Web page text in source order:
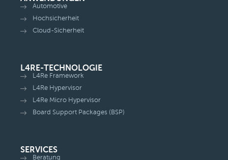
Automotive
Hochsicherheit
Cloud-Sicherheit
L4RE-TECHNOLOGIE
L4Re Framework
L4Re Hypervisor
L4Re Micro Hypervisor
Board Support Packages (BSP)
SERVICES
Beratung